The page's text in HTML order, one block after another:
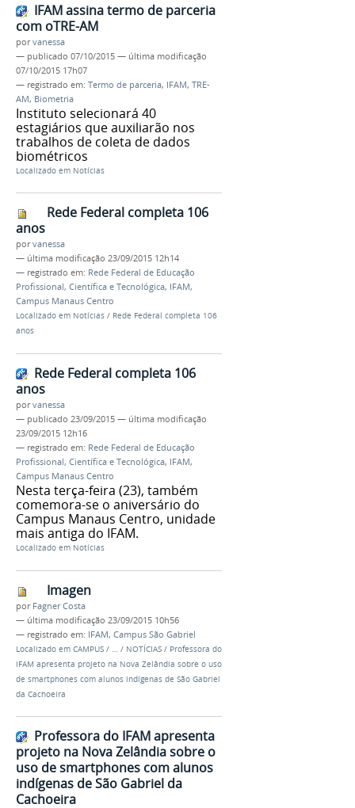
IFAM assina termo de parceria
com oTRE-AM
porvanessa
— publicado 07/10/2015 — última modificação
07/10/2015 17h07
— registrado em: Termo de parceria, IFAM, TRE-
AM, Biometria
Instituto selecionará 40
estagiários que auxiliarão nos
trabalhos de coleta de dados
biométricos
Localizado em Notícias
Rede Federal completa 106
anos
porvanessa
— última modificação 23/09/2015 12h14
— registrado em: Rede Federal de Educação
Profissional, Científica e Tecnológica, IFAM,
Campus Manaus Centro
Localizado em Notícias / Rede Federal completa 106
anos
Rede Federal completa 106
anos
porvanessa
— publicado 23/09/2015 — última modificação
23/09/2015 12h16
— registrado em: Rede Federal de Educação
Profissional, Científica e Tecnológica, IFAM,
Campus Manaus Centro
Nesta terça-feira (23), também
comemora-se o aniversário do
Campus Manaus Centro, unidade
mais antiga do IFAM.
Localizado em Notícias
Imagen
por Fagner Costa
— última modificação 23/09/2015 10h56
— registrado em: IFAM, Campus São Gabriel
Localizado em CAMPUS / … / NOTÍCIAS / Professora do
IFAM apresenta projeto na Nova Zelândia sobre o uso
de smartphones com alunos indígenas de São Gabriel
da Cachoeira
Professora do IFAM apresenta
projeto na Nova Zelândia sobre o
uso de smartphones com alunos
indígenas de São Gabriel da
Cachoeira